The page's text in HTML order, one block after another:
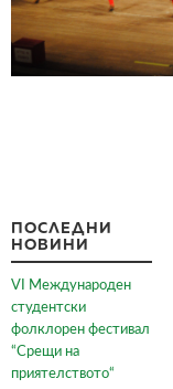
ПОСЛЕДНИ
НОВИНИ
VI Международен
студентски
фолклорен фестивал
“Срещи на
приятелството“